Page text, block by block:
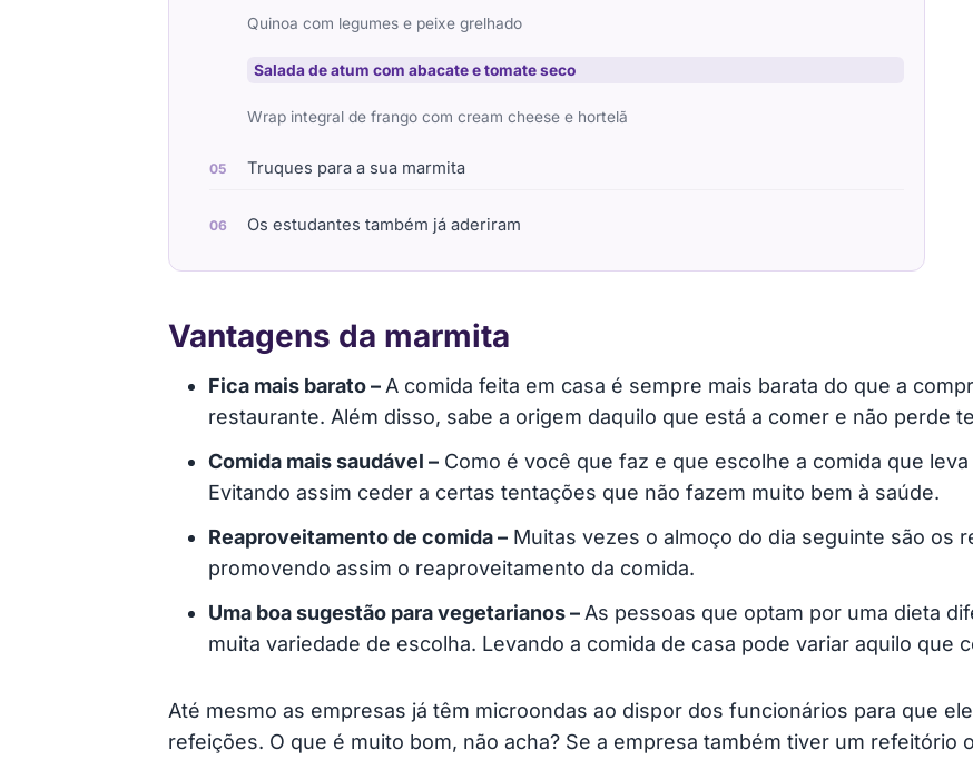
Quinoa com legumes e peixe grelhado
Salada de atum com abacate e tomate seco
Wrap integral de frango com cream cheese e hortelã
Truques para a sua marmita
Os estudantes também já aderiram
Vantagens da marmita
Fica mais barato –A comida feita em casa é sempre mais barata do que a
restaurante. Além disso, sabe a origem daquilo que está a comer e não perde
Comida mais saudável – Como é você que faz e que escolhe a comida que
Evitando assim ceder a certas tentações que não fazem muito bem à saúde.
Reaproveitamento de comida – Muitas vezes o almoço do dia seguinte são os
promovendo assim o reaproveitamento da comida.
Uma boa sugestão para vegetarianos –As pessoas que optam por uma dieta
muita variedade de escolha. Levando a comida de casa pode variar aquilo que
Até mesmo as empresas já têm microondas ao dispor dos funcionários para que
refeições. O que é muito bom, não acha? Se a empresa também tiver um refeitório